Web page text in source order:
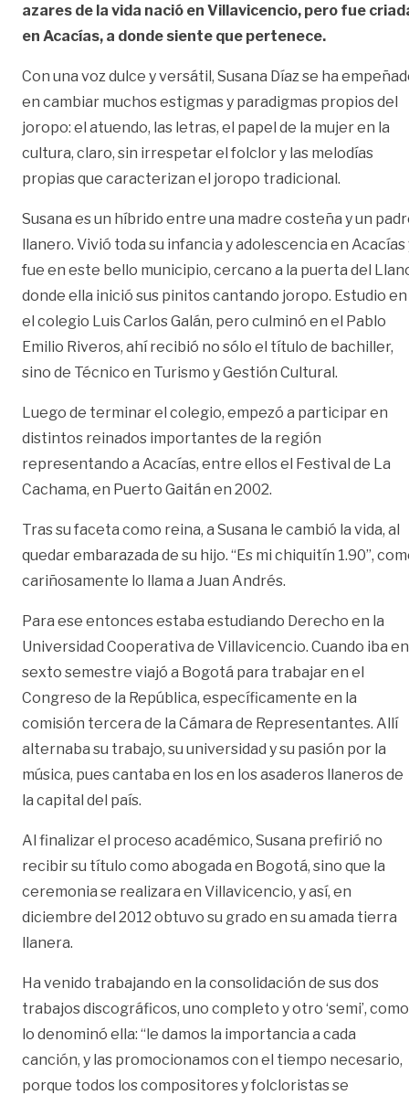
azares de la vida nació en Villavicencio, pero fue
en Acacías, a donde siente que pertenece.
Con una voz dulce y versátil, Susana Díaz se ha
en cambiar muchos estigmas y paradigmas propios del
joropo: el atuendo, las letras, el papel de la mujer en la
cultura, claro, sin irrespetar el folclor y las melodías
propias que caracterizan el joropo tradicional.
Susana es un híbrido entre una madre costeña y un
llanero. Vivió toda su infancia y adolescencia en Acacías
fue en este bello municipio, cercano a la puerta del
donde ella inició sus pinitos cantando joropo. Estudio en
el colegio Luis Carlos Galán, pero culminó en el Pablo
Emilio Riveros, ahí recibió no sólo el título de bachiller,
sino de Técnico en Turismo y Gestión Cultural.
Luego de terminar el colegio, empezó a participar en
distintos reinados importantes de la región
representando a Acacías, entre ellos el Festival de La
Cachama, en Puerto Gaitán en 2002.
Tras su faceta como reina, a Susana le cambió la vida, al
quedar embarazada de su hijo. “Es mi chiquitín 1.90”,
cariñosamente lo llama a Juan Andrés.
Para ese entonces estaba estudiando Derecho en la
Universidad Cooperativa de Villavicencio. Cuando iba en
sexto semestre viajó a Bogotá para trabajar en el
Congreso de la República, específicamente en la
comisión tercera de la Cámara de Representantes. Allí
alternaba su trabajo, su universidad y su pasión por la
música, pues cantaba en los en los asaderos llaneros de
la capital del país.
Al finalizar el proceso académico, Susana prefirió no
recibir su título como abogada en Bogotá, sino que la
ceremonia se realizara en Villavicencio, y así, en
diciembre del 2012 obtuvo su grado en su amada tierra
llanera.
Ha venido trabajando en la consolidación de sus dos
trabajos discográficos, uno completo y otro ‘semi’, como
lo denominó ella: “le damos la importancia a cada
canción, y las promocionamos con el tiempo necesario,
porque todos los compositores y folcloristas se